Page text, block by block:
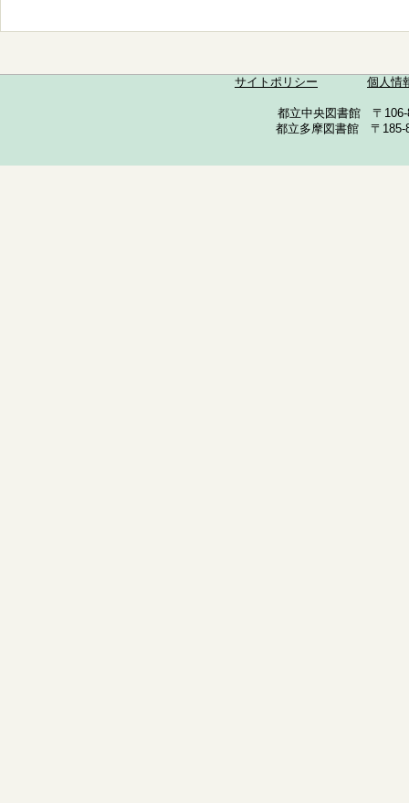
サイトポリシー 個人情
都立中央図書館 〒
都立多摩図書館 〒185-